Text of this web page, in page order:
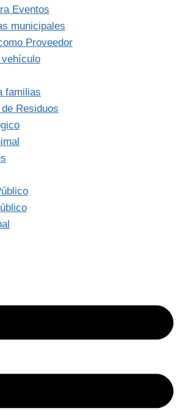
Eventos
municipales
Proveedor
vehículo
familias
Residuos